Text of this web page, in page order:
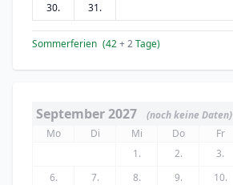
30.
31.
Sommerferien (42+ 2Tage)
September 2027
(noch keine Daten)
Mo
Di Mi Do Fr
1.
2. 3.
6.
7. 8. 9. 10.